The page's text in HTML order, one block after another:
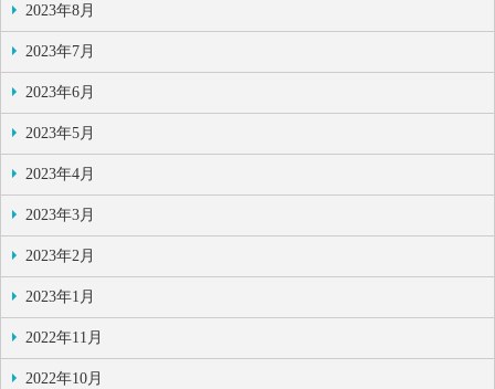
2023年8月
2023年7月
2023年6月
2023年5月
2023年4月
2023年3月
2023年2月
2023年1月
2022年11月
2022年10月